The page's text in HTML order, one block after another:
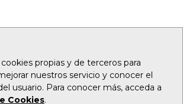
propias y de terceros para
nuestros servicio y conocer el
usuario. Para conocer más, acceda a
Cookies.